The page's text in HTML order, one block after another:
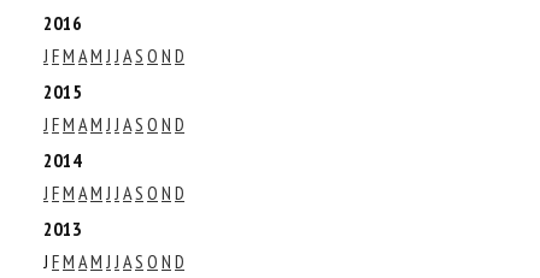
2016
J FM AM J J AS O N D
2015
J FM AM J J AS O N D
2014
J FM AM J J AS O N D
2013
J FM AM J J AS O N D